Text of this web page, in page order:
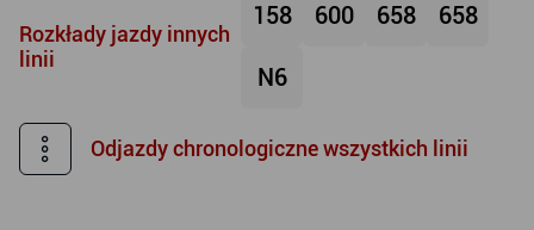
Rozkłady jazdy innych
linii
158 600 658 658
N6
Odjazdy chronologiczne wszystkich linii